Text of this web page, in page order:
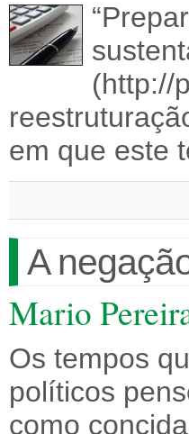
(http://
em que este
A
Mario
Os tempos
políticos
como